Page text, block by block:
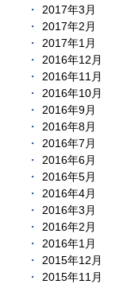
2017年3月
2017年2月
2017年1月
2016年12月
2016年11月
2016年10月
2016年9月
2016年8月
2016年7月
2016年6月
2016年5月
2016年4月
2016年3月
2016年2月
2016年1月
2015年12月
2015年11月